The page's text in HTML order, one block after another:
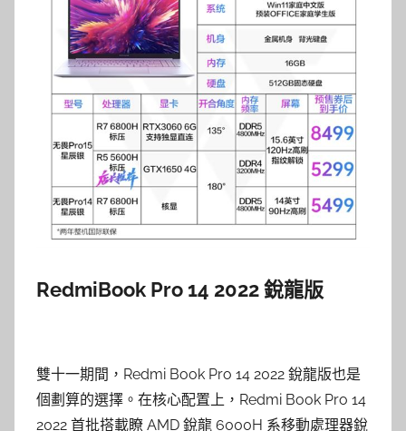
RedmiBook Pro 14 2022 銳龍版
雙十一期間，Redmi Book Pro 14 2022 銳龍版也是
個劃算的選擇。在核心配置上，Redmi Book Pro 14
2022 首批搭載瞭 AMD 銳龍 6000H 系移動處理器銳